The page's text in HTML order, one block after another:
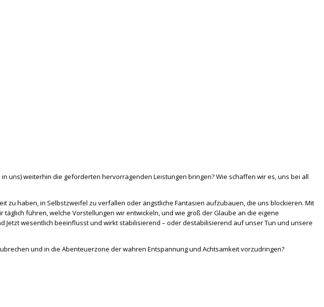
weiterhin die geforderten hervorragenden Leistungen bringen? Wie schaffen wir es, uns bei all
zu haben, in Selbstzweifel zu verfallen oder ängstliche Fantasien aufzubauen, die uns blockieren. Mit
führen, welche Vorstellungen wir entwickeln, und wie groß der Glaube an die eigene
wesentlich beeinflusst und wirkt stabilisierend – oder destabilisierend auf unser Tun und unsere
und in die Abenteuerzone der wahren Entspannung und Achtsamkeit vorzudringen?